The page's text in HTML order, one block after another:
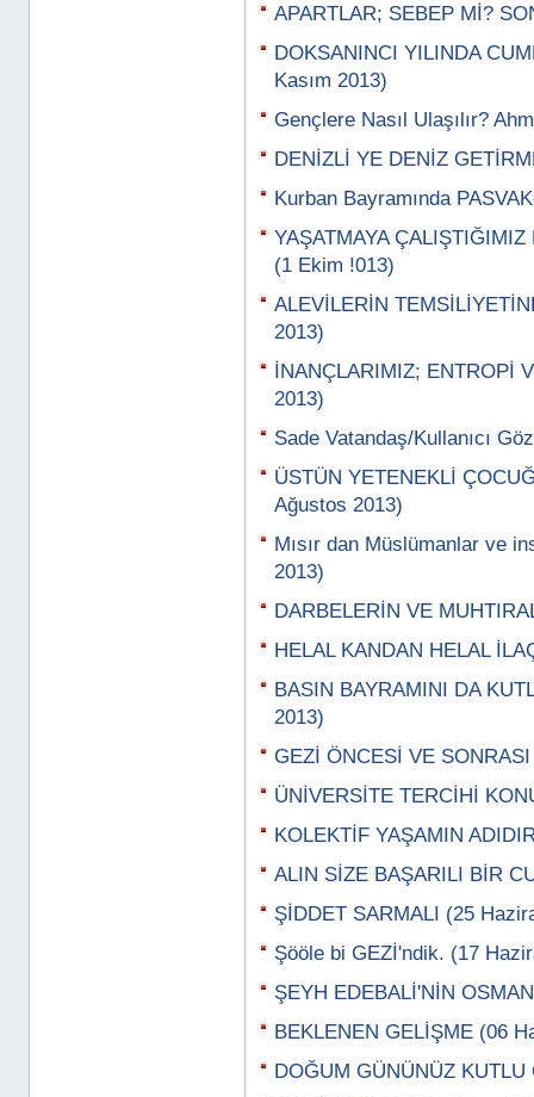
APARTLAR; SEBEP Mİ?
DOKSANINCI YILINDA
Kasım 2013)
Gençlere Nasıl Ulaşılır?
DENİZLİ YE DENİZ
Kurban Bayramında
YAŞATMAYA
(1 Ekim !013)
ALEVİLERİN
2013)
İNANÇLARIMIZ; ENTROPİ
2013)
Sade Vatandaş/Kullanıcı
ÜSTÜN YETENEKLİ
Ağustos 2013)
Mısır dan Müslümanlar ve
2013)
DARBELERİN VE
HELAL KANDAN HELAL
BASIN BAYRAMINI DA
2013)
GEZİ ÖNCESİ VE
ÜNİVERSİTE TERCİHİ
KOLEKTİF YAŞAMIN
ALIN SİZE BAŞARILI BİR
ŞİDDET SARMALI (25
Şööle bi GEZİ'ndik. (17
ŞEYH EDEBALİ'NİN
BEKLENEN GELİŞME (06
DOĞUM GÜNÜNÜZ KUTLU